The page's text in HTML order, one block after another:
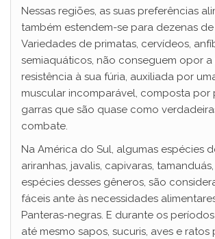
Nessas regiões, as suas preferências
também estendem-se para dezenas de
Variedades de primatas, cervídeos,
semiaquáticos, não conseguem opor a
resistência à sua fúria, auxiliada por
muscular incomparável, composta por
garras que são quase como
combate.
Na América do Sul, algumas espécies
ariranhas, javalis, capivaras,
espécies desses gêneros, são
fáceis ante às necessidades
Panteras-negras. E durante os
até mesmo sapos, sucuris, aves e ratos